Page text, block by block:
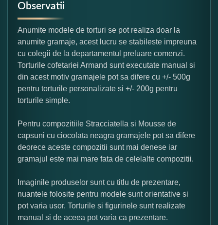
Observatii
Anumite modele de torturi se pot realiza doar la
anumite gramaje, acest lucru se stabileste impreuna
cu colegii de la departamentul preluare comenzi.
Torturile cofetariei Armand sunt executate manual si
din acest motiv gramajele pot sa difere cu +/- 500g
pentru torturile personalizate si +/- 200g pentru
torturile simple.
Pentru compozitiile Stracciatella si Mousse de
capsuni cu ciocolata neagra gramajele pot sa difere
deorece aceste compozitii sunt mai denese iar
gramajul este mai mare fata de celelalte compozitii.
Imaginile produselor sunt cu titlu de prezentare,
nuantele folosite pentru modele sunt orientative si
pot varia usor. Torturile si figurinele sunt realizate
manual si de aceea pot varia ca prezentare.